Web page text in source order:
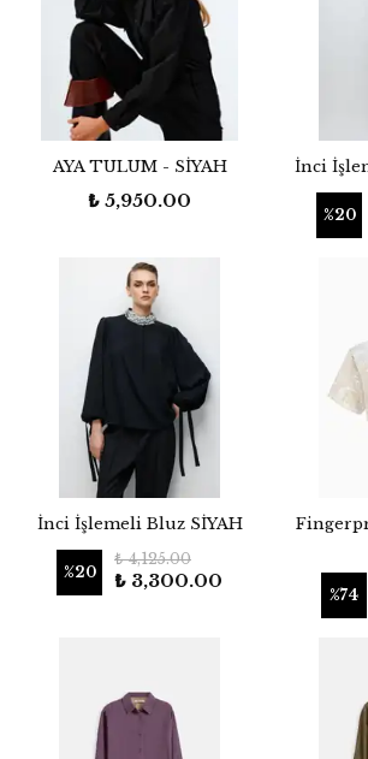
AYA TULUM - SİYAH
₺ 5,950.00
İnci
%20
İnci İşlemeli Bluz SİYAH
%20
₺ 4,125.00
₺ 3,300.00
%74